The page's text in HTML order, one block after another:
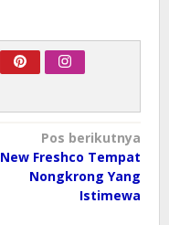
Pos berikutnya
New Freshco Tempat
Nongkrong Yang
Istimewa